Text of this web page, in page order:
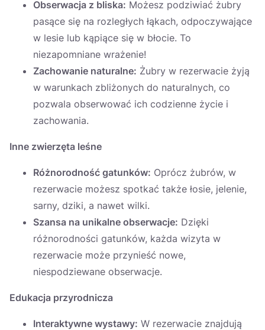
Obserwacja z bliska: Możesz podziwiać żubry
pasące się na rozległych łąkach, odpoczywające
w lesie lub kąpiące się w błocie. To
niezapomniane wrażenie!
Zachowanie naturalne: Żubry w rezerwacie żyją
w warunkach zbliżonych do naturalnych, co
pozwala obserwować ich codzienne życie i
zachowania.
Inne zwierzęta leśne
Różnorodność gatunków: Oprócz żubrów, w
rezerwacie możesz spotkać także łosie, jelenie,
sarny, dziki, a nawet wilki.
Szansa na unikalne obserwacje: Dzięki
różnorodności gatunków, każda wizyta w
rezerwacie może przynieść nowe,
niespodziewane obserwacje.
Edukacja przyrodnicza
Interaktywne wystawy: W rezerwacie znajdują